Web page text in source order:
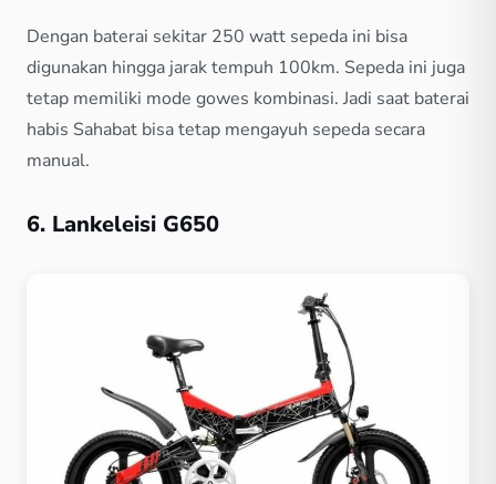
Dengan baterai sekitar 250 watt sepeda ini bisa
digunakan hingga jarak tempuh 100km. Sepeda ini juga
tetap memiliki mode gowes kombinasi. Jadi saat baterai
habis Sahabat bisa tetap mengayuh sepeda secara
manual.
6. Lankeleisi G650